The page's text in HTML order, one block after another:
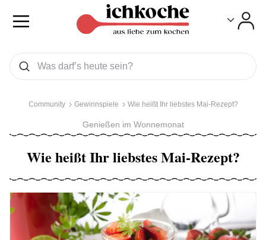
Was wollen Sie suchen
Suchen
Community Gewinnspiele Wie heißt Ihr liebstes Mai-Rezept?
Genießen im Wonnemonat
Wie heißt Ihr liebstes Mai-Rezept?